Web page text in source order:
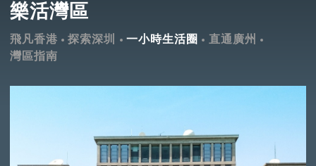
樂活灣區
飛凡香港 探索深圳 一小時生活圈
直通廣州
灣區指南